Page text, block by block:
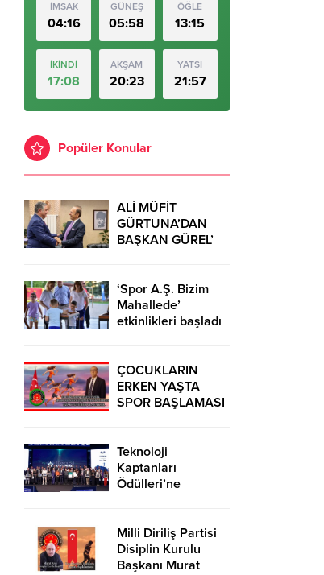
İMSAK
04:16
GÜNEŞ
05:58
ÖĞLE
13:15
İKİNDİ
17:08
AKŞAM
20:23
YATSI
21:57
Popüler Konular
ALİ MÜFİT
GÜRTUNA’DAN
BAŞKAN GÜREL’
‘Spor A.Ş. Bizim
Mahallede’
etkinlikleri başladı
ÇOCUKLARIN
ERKEN YAŞTA
SPOR BAŞLAMASI
UZAK TUTUMUŞ
OLACAKTIR
Teknoloji
Kaptanları
Ödülleri’ne
Milli Diriliş Partisi
Disiplin Kurulu
Başkanı Murat